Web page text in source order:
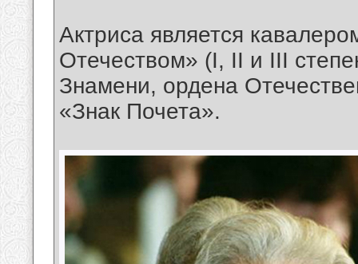
Актриса является
Отечеством» (I, II и III
Знамени, ордена
«Знак Почета».